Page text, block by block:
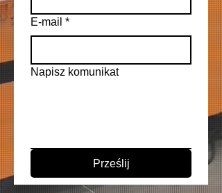
E-mail *
Napisz komunikat
Prześlij